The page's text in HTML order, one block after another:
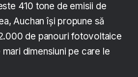
410 tone de emisii de
Auchan își propune să
de panouri fotovoltaice
dimensiuni pe care le